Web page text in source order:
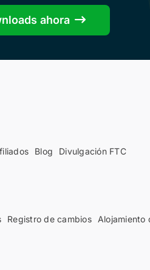
ahora
Blog Divulgación FTC
Registro de cambios Alojamiento